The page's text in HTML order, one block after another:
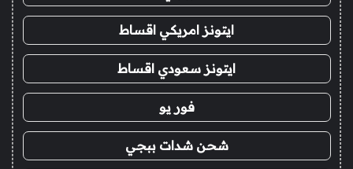
ايتونز امريكي اقساط
ايتونز سعودي اقساط
فور يو
شحن شدات ببجي